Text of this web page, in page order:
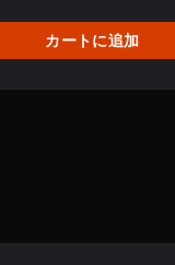
カートに追加